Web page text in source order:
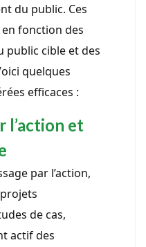
du public. Ces
fonction des
cible et des
quelques
efficaces :
l’action et
par l’action,
de cas,
actif des